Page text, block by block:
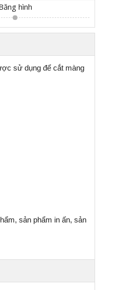
hình
sử dụng để cắt màng
sản phẩm in ấn, sản